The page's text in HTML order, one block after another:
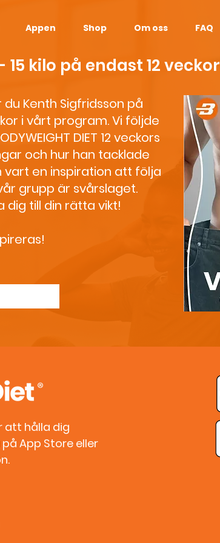
Appen Shop Om oss FAQ
kilo på endast 12 veckor
du Kenth Sigfridsson på
i vårt program. Vi följde
DIET 12 veckors
och hur han tacklade
vart en inspiration att följa
grupp är svårslaget.
dig till din rätta vikt!
att hålla dig
App Store eller